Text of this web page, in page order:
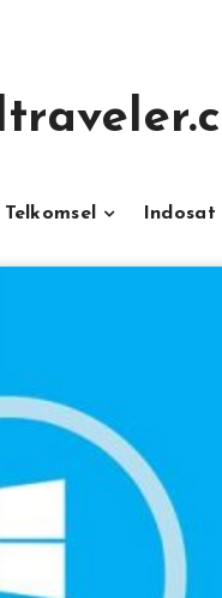
Telkomsel Indosat